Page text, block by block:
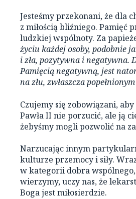
Jesteśmy przekonani, że dla
z miłością bliźniego. Pamięć
ludzkiej wspólnoty. Za
życiu każdej osoby, podobnie
i zła, pozytywna i negatywna.
Pamięcią negatywną, jest
na złu, zwłaszcza
Czujemy się zobowiązani,
Pawła II nie porzucić, ale ją
żebyśmy mogli pozwolić na
Narzucając innym
kulturze przemocy i siły.
w kategorii dobra
wierzymy, uczy nas, że
Boga jest miłosierdzie.